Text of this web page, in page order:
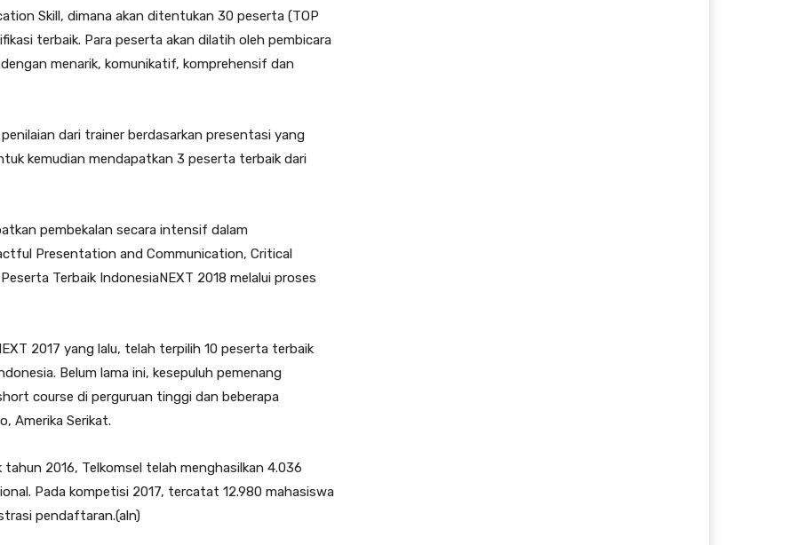
Skill, dimana akan ditentukan 30 peserta (TOP
terbaik. Para peserta akan dilatih oleh pembicara
menarik, komunikatif, komprehensif dan
dari trainer berdasarkan presentasi yang
kemudian mendapatkan 3 peserta terbaik dari
pembekalan secara intensif dalam
Presentation and Communication, Critical
Terbaik IndonesiaNEXT 2018 melalui proses
2017 yang lalu, telah terpilih 10 peserta terbaik
Belum lama ini, kesepuluh pemenang
course di perguruan tinggi dan beberapa
Amerika Serikat.
2016, Telkomsel telah menghasilkan 4.036
Pada kompetisi 2017, tercatat 12.980 mahasiswa
pendaftaran.(aln)